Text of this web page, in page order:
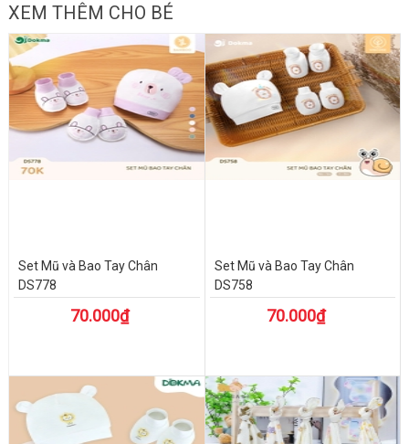
XEM THÊM CHO BÉ
Set Mũ và Bao Tay Chân
DS778
70.000₫
Set Mũ và Bao Tay Chân
DS758
70.000₫